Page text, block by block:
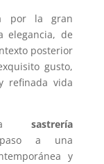
por la gran
elegancia, de
posterior
gusto,
refinada vida
lasastrería
a una
y